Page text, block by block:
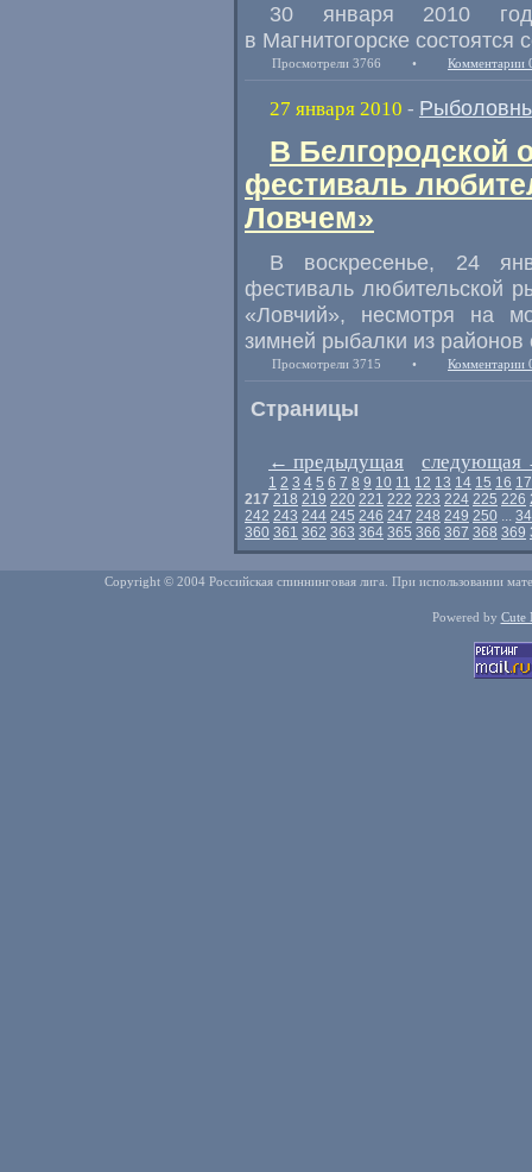
30 января 2010
в Магнитогорске
Просмотрели 3766 • Комментарии
27 января 2010 -
В Белгородской
фестиваль
Ловчем»
В воскресенье, 24
фестиваль любительской
«Ловчий», несмотря на
зимней рыбалки из районов
Просмотрели 3715 • Комментарии
Страницы
← предыдущая следующая
1 2 3 4 5 6 7 8 9 10 11 12 13 14 15 16 17
217 218 219 220 221 222 223 224 225 226
242 243 244 245 246 247 248 249 250 ...
360 361 362 363 364 365 366 367 368 369
Copyright © 2004 Российская спиннинговая лига. При использовании
Powered by Cute